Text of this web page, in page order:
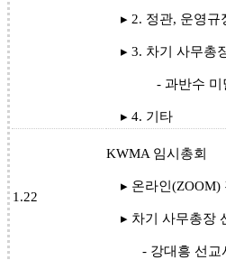
▸ 2. 정관, 운영규
▸ 3. 차기 사무총
- 과반수 미달
▸ 4. 기타
1.22
KWMA 임시총회
▸ 온라인(ZOOM)
▸ 차기 사무총장
- 강대흥 선교